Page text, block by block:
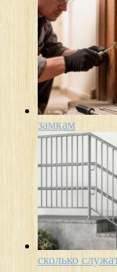
замкам
сколько